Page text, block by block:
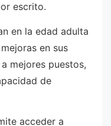
escrito.
en la edad adulta
en sus
mejores puestos,
de
acceder a